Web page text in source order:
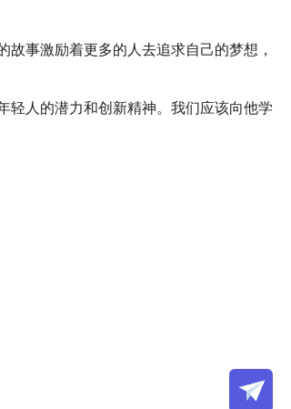
事激励着更多的人去追求自己的梦想，
轻人的潜力和创新精神。我们应该向他学